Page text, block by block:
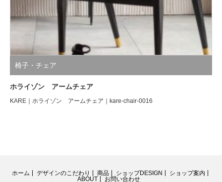
椅子・チェア
ホライゾン アームチェア
KARE｜ホライゾン アームチェア｜kare-chair-0016
ホーム デザインのこだわり 商品 ショップDESIGN
ショップ案内
ABOUT
お問い合わせ